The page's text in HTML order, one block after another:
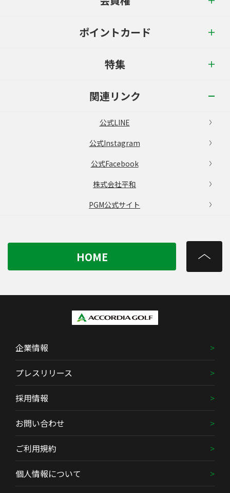
ポイントカード
特集
関連リンク
公式LINE
公式Instagram
公式Facebook
株式会社平和
PGM公式サイト
HOME
企業情報
プレスリリース
採用情報
お問い合わせ
ご利用規約
個人情報について